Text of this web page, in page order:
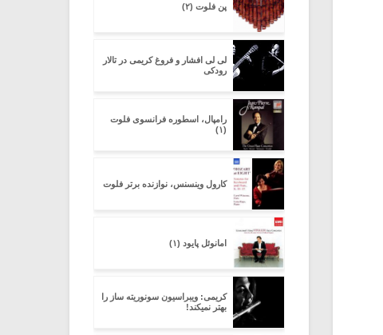
پن فلوت (۲)
لی لی افشار و فروغ کریمی در تالار
رودکی
رامپال، اسطوره فرانسوی فلوت
(۱)
کارول وینسنس، نوازنده برتر فلوت
امانوئل پایود (۱)
کریمی: ویبراسیون سونوریته ساز را
بهتر نمیکند!
میکلوش روژا
یادداشتی بر موسیقی
متن فیلم «متری
شیش و نیم»
اگر نمی توانی
مشهورترین باشی،
بدنام ترین باش